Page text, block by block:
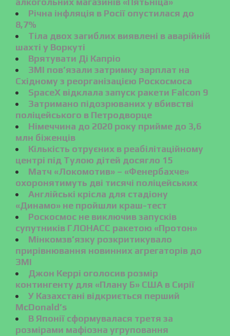
Річна інфляція в Росії опустилася до
8,7%
Тіла двох загиблих виявлені в аварійній
шахті у Воркуті
Врятувати Ді Капріо
ЗМІ пов’язали затримку зарплат на
Східному з реорганізацією Роскосмоса
SpaceX відклала запуск ракети Falcon 9
Затримано підозрюваних у вбивстві
поліцейського в Петродворце
Німеччина до 2020 року прийме до 3,6
млн біженців
Кількість отруєних в реабілітаційному
центрі під Тулою дітей досягло 15
Матч «Локомотив» – «Фенербахче»
охоронятимуть дві тисячі поліцейських
Англійські крісла для стадіону
«Динамо» не пройшли краш-тест
Роскосмос не виключив запусків
супутників ГЛОНАСС ракетою «Протон»
Мінкомзв’язку розкритикувало
прирівнювання новинних агрегаторів до
ЗМІ
Джон Керрі оголосив розмір
контингенту для «Плану Б» США в Сирії
У Казахстані відкриється перший
McDonald’s
В Японії сформувалася третя за
розмірами мафіозна угруповання